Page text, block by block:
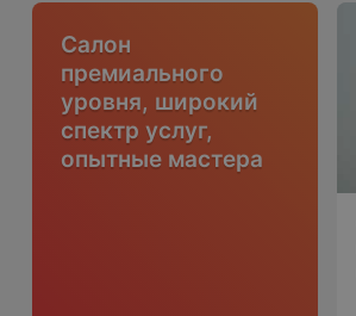
Салон
премиального
уровня, широкий
спектр услуг,
опытные мастера